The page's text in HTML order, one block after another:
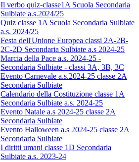
Il verbo quiz-classe1A Scuola Secondaria
Sulbiate a.s.2024/25
Quiz classe 1A Scuola Secondaria Sulbiate
a.s. 2024/25
Festa dell'Unione Europea classi 2A-2B-
2C-2D Secondaria Sulbiate a.s 2024-25
Marcia della Pace a.s. 2024-25 -
Secondaria Sulbiate - classi 3A, 3B, 3C
Evento Carnevale a.s.2024-25 classe 2A
Secondaria Sulbiate
Calendario della Costituzione classe 1A
Secondaria Sulbiate a.s. 2024-25
Evento Natale a.s 2024-25 classe 2A
Secondaria Sulbiate
Evento Halloween a.s 2024-25 classe 2A
Secondaria Sulbiate
I diritti umani classe 1D Secondaria
Sulbiate a.s. 2023-24